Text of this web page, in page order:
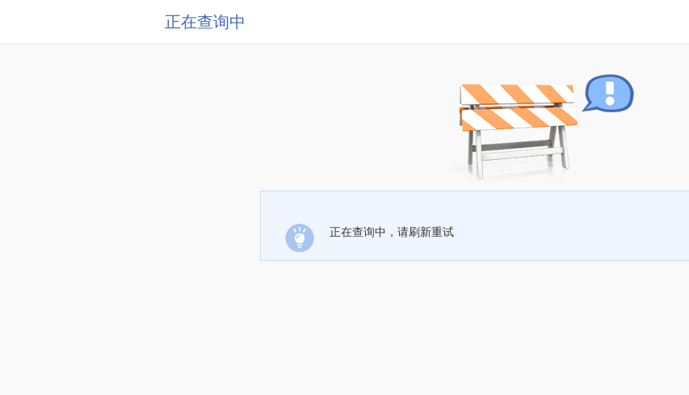
正在查询中
正在查询中，请刷新重试